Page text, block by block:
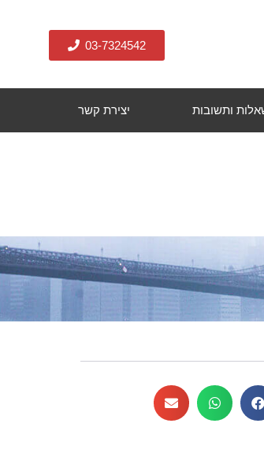
03-7324542
ותשובות יצירת קשר